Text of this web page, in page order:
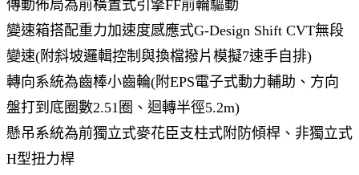
傳動佈局為前橫置式引擎FF前輪驅動
變速箱搭配重力加速度感應式G-Design Shift CVT無段
變速(附斜坡邏輯控制與換檔撥片模擬7速手自排)
轉向系統為齒棒小齒輪(附EPS電子式動力輔助、方向
盤打到底圈數2.51圈、迴轉半徑5.2m)
懸吊系統為前獨立式麥花臣支柱式附防傾桿、非獨立式
H型扭力桿